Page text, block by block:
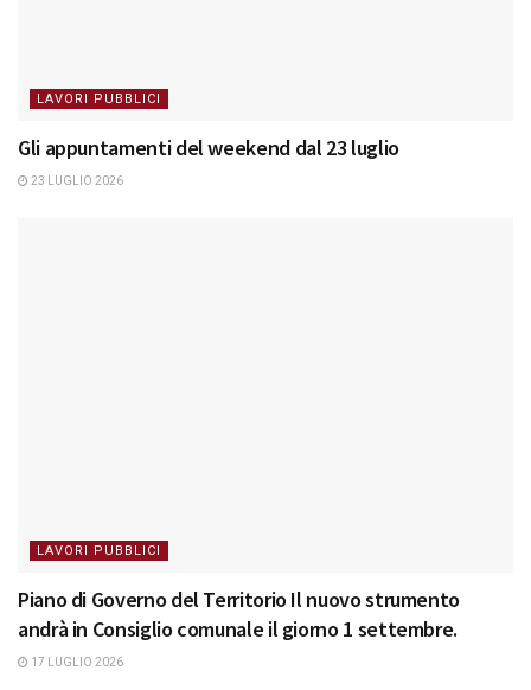
LAVORI PUBBLICI
Gli appuntamenti del weekend dal 23 luglio
23 LUGLIO 2026
LAVORI PUBBLICI
Piano di Governo del Territorio Il nuovo strumento
andrà in Consiglio comunale il giorno 1 settembre.
17 LUGLIO 2026